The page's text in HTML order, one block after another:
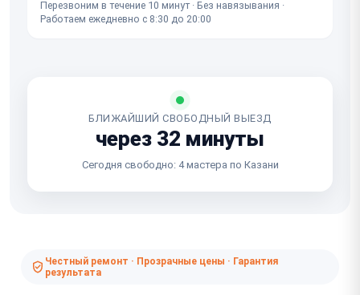
Перезвоним в течение 10 минут · Без навязывания ·
Работаем ежедневно с 8:30 до 20:00
БЛИЖАЙШИЙ СВОБОДНЫЙ ВЫЕЗД
через 32 минуты
Сегодня свободно: 4 мастера по Казани
Честный ремонт · Прозрачные цены · Гарантия
результата